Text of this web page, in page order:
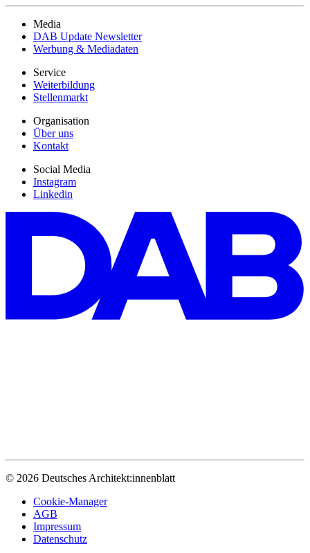
Media
DAB Update Newsletter
Werbung & Mediadaten
Service
Weiterbildung
Stellenmarkt
Organisation
Über uns
Kontakt
Social Media
Instagram
Linkedin
© 2026 Deutsches Architekt:innenblatt
Cookie-Manager
AGB
Impressum
Datenschutz